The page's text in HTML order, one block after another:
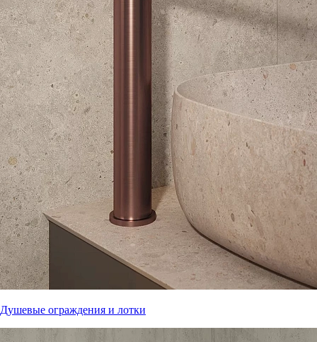
Душевые ограждения и лотки